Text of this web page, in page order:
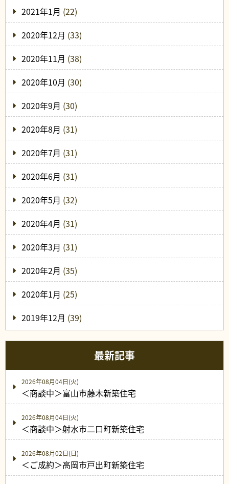
2021年1月 (22)
2020年12月 (33)
2020年11月 (38)
2020年10月 (30)
2020年9月 (30)
2020年8月 (31)
2020年7月 (31)
2020年6月 (31)
2020年5月 (32)
2020年4月 (31)
2020年3月 (31)
2020年2月 (35)
2020年1月 (25)
2019年12月 (39)
最新記事
2026年08月04日(火)
＜商談中＞富山市藤木新築住宅
2026年08月04日(火)
＜商談中＞射水市二口町新築住宅
2026年08月02日(日)
＜ご成約＞高岡市戸出町新築住宅